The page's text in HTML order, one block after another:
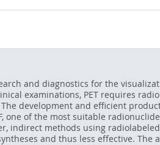
and diagnostics for the
examinations, PET requires
development and efficient
of the most suitable
indirect methods using
and thus less effective. The